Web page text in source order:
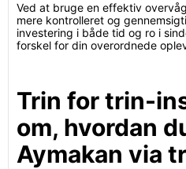
Ved at bruge en effektiv
mere kontrolleret og
investering i både tid og ro i
forskel for din overordnede
Trin for trin-
om, hvordan
Aymakan via